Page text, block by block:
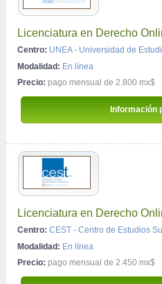
Licenciatura en Derecho
Centro: UNEA - Universidad de
Modalidad: En línea
Precio: pago mensual de 2.800 mx$
Información
Licenciatura en Derecho
Centro: CEST - Centro de Estudios
Modalidad: En línea
Precio: pago mensual de 2.450 mx$